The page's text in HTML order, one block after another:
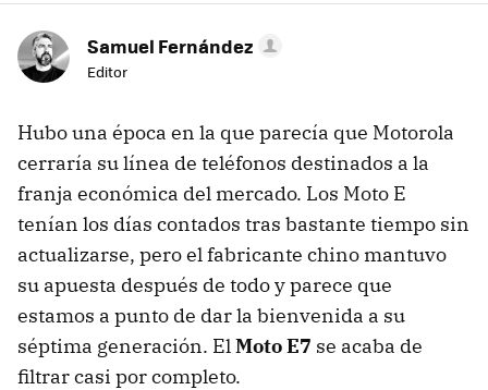
Samuel Fernández
Editor
Hubo una época en la que parecía que Motorola
cerraría su línea de teléfonos destinados a la
franja económica del mercado. Los Moto E
tenían los días contados tras bastante tiempo sin
actualizarse, pero el fabricante chino mantuvo
su apuesta después de todo y parece que
estamos a punto de dar la bienvenida a su
séptima generación. El Moto E7 se acaba de
filtrar casi por completo.